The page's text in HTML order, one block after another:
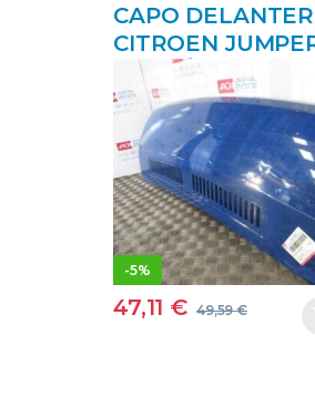
CAPO
CITROEN
FURGÓN 2.2 HDI
120 4HU AZUL
-5%
47,11 € 49,59€